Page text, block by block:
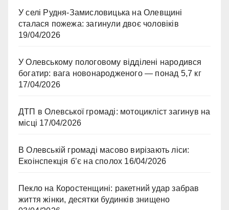
У селі Рудня-Замисловицька на Олевщині
сталася пожежа: загинули двоє чоловіків
19/04/2026
У Олевському пологовому відділені народився
богатир: вага новонародженого — понад 5,7 кг
17/04/2026
ДТП в Олевської громаді: мотоцикліст загинув на
місці 17/04/2026
В Олевській громаді масово вирізають ліси:
Екоінспекція б’є на сполох 16/04/2026
Пекло на Коростенщині: ракетний удар забрав
життя жінки, десятки будинків знищено